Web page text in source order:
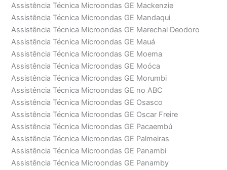
Assistência Técnica Microondas GE Mackenzie
Assistência Técnica Microondas GE Mandaqui
Assistência Técnica Microondas GE Marechal Deodoro
Assistência Técnica Microondas GE Mauá
Assistência Técnica Microondas GE Moema
Assistência Técnica Microondas GE Moóca
Assistência Técnica Microondas GE Morumbi
Assistência Técnica Microondas GE no ABC
Assistência Técnica Microondas GE Osasco
Assistência Técnica Microondas GE Oscar Freire
Assistência Técnica Microondas GE Pacaembú
Assistência Técnica Microondas GE Palmeiras
Assistência Técnica Microondas GE Panambi
Assistência Técnica Microondas GE Panamby